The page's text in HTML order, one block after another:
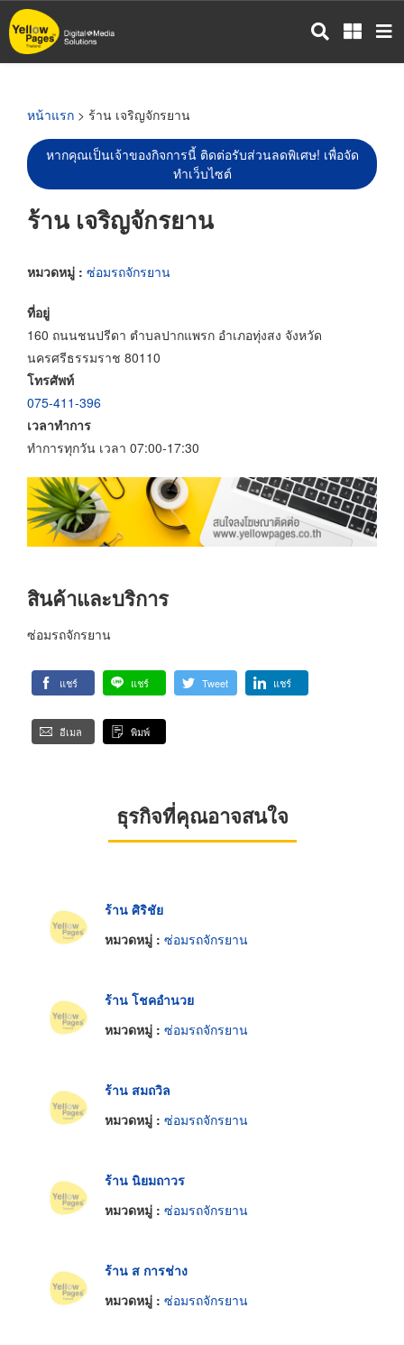
ข้าม
ไป
หน้าแรก > ร้าน เจริญจักรยาน
หากคุณเป็นเจ้าของกิจการนี้ ติดต่อรับส่วนลดพิเศษ! เพื่อจัด
ทำเว็บไซต์
ร้าน เจริญจักรยาน
หมวดหมู่ : ซ่อมรถจักรยาน
ที่อยู่
160 ถนนชนปรีดา ตำบลปากแพรก อำเภอทุ่งสง จังหวัด
นครศรีธรรมราช 80110
โทรศัพท์
075-411-396
เวลาทำการ
ทำการทุกวัน เวลา 07:00-17:30
สินค้าและบริการ
ซ่อมรถจักรยาน
แชร์ แชร์ Tweet แชร์
อีเมล พิมพ์
ธุรกิจที่คุณอาจสนใจ
ร้าน ศิริชัย
หมวดหมู่ : ซ่อมรถจักรยาน
ร้าน โชคอำนวย
หมวดหมู่ : ซ่อมรถจักรยาน
ร้าน สมถวิล
หมวดหมู่ : ซ่อมรถจักรยาน
ร้าน นิยมถาวร
หมวดหมู่ : ซ่อมรถจักรยาน
ร้าน ส การช่าง
หมวดหมู่ : ซ่อมรถจักรยาน